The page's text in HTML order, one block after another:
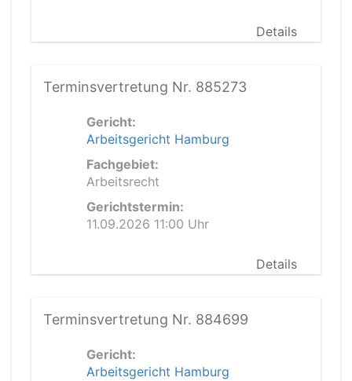
Details
Terminsvertretung Nr. 885273
Gericht:
Arbeitsgericht Hamburg
Fachgebiet:
Arbeitsrecht
Gerichtstermin:
11.09.2026 11:00 Uhr
Details
Terminsvertretung Nr. 884699
Gericht:
Arbeitsgericht Hamburg